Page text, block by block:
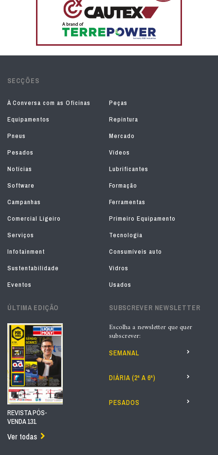
SECÇÕES
À Conversa com as Oficinas
Peças
Equipamentos
Repintura
Pneus
Mercado
Pesados
Vídeos
Notícias
Lubrificantes
Software
Formação
Campanhas
Ferramentas
Comercial Ligeiro
Primeiro Equipamento
Serviços
Tecnologia
Infotainment
Consumíveis auto
Sustentabilidade
Vidros
Eventos
Usados
ÚLTIMA EDIÇÃO
REVISTA PÓS-
VENDA 131
Ver todas
SUBSCREVER NEWSLETTER
Escolha a newsletter que quer
subscrever:
SEMANAL
DIÁRIA (2ª A 6ª)
PESADOS